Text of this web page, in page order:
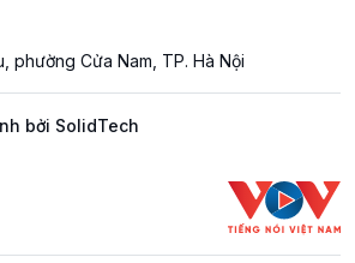
phường Cửa Nam, TP. Hà Nội
bởi SolidTech